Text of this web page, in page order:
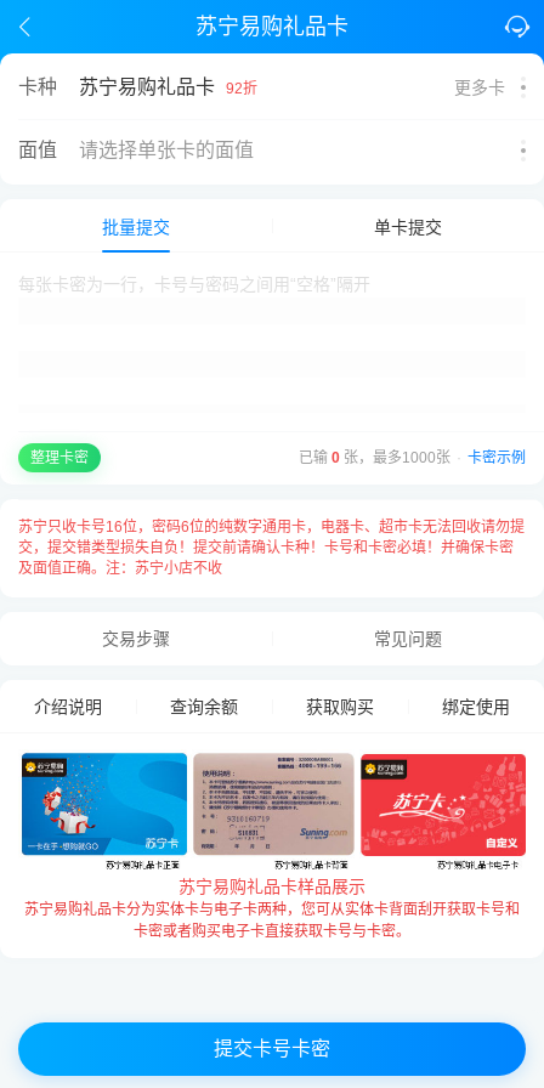
苏宁易购礼品卡
卡种 苏宁易购礼品卡 92折 更多卡
面值 请选择单张卡的面值
批量提交 单卡提交
整理卡密 已输 0 张，最多1000张 · 卡密示例
苏宁只收卡号16位，密码6位的纯数字通用卡，电器卡、超市卡无法回收请勿提
交，提交错类型损失自负！提交前请确认卡种！卡号和卡密必填！并确保卡密
及面值正确。注：苏宁小店不收
交易步骤 常见问题
提交卡号卡密
卡号与卡密之间请用
介绍说明 查询余额 获取购买 绑定使用
苏宁易购礼品卡样品展示
苏宁易购礼品卡分为实体卡与电子卡两种，您可从实体卡背面刮开获取卡号和
卡密或者购买电子卡直接获取卡号与卡密。